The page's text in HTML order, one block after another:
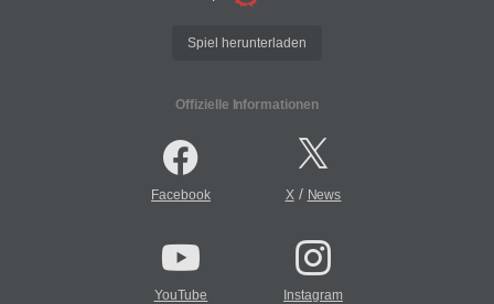
Spiel herunterladen
Offizielle Informationen
Facebook X/ News
YouTube Instagram